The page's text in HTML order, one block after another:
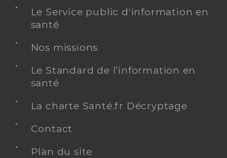
Le Service public d'information en
santé
Nos missions
Le Standard de l’information en
santé
La charte Santé.fr Décryptage
Contact
Plan du site